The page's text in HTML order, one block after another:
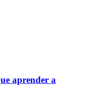
aprender a